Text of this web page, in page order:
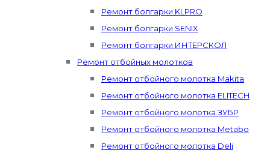
Ремонт болгарки KLPRO
Ремонт болгарки SENIX
Ремонт болгарки ИНТЕРСКОЛ
Ремонт отбойных молотков
Ремонт отбойного молотка Makita
Ремонт отбойного молотка ELITECH
Ремонт отбойного молотка ЗУБР
Ремонт отбойного молотка Metabo
Ремонт отбойного молотка Deli